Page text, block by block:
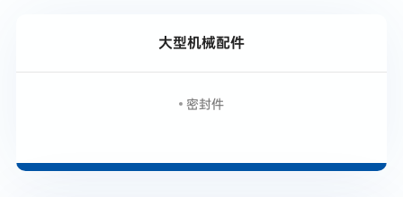
大型机械配件
密封件